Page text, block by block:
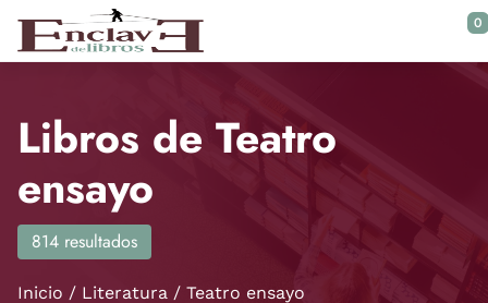
Saltar al contenido principal
0
Libros de Teatro
ensayo
814 resultados
Inicio Literatura Teatro ensayo